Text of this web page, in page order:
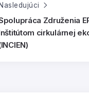
Nasledujúci
Združenia
cirkulárnej